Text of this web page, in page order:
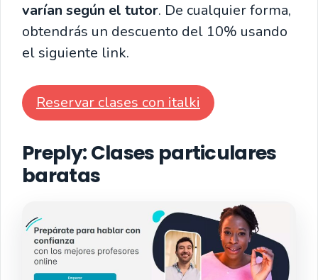
varían según el tutor. De cualquier forma,
obtendrás un descuento del 10% usando
el siguiente link.
Reservar clases con italki
Preply: Clases particulares
baratas